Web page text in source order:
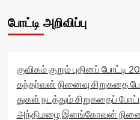
போட்டி அறிவிப்பு
குவிகம் குறும் புதினப் போட்டி
கந்தர்வன் நினைவு சிறுகதை
துகள் நடத்தும் சிறுகதைப்
அந்திமழை இளங்கோவன்